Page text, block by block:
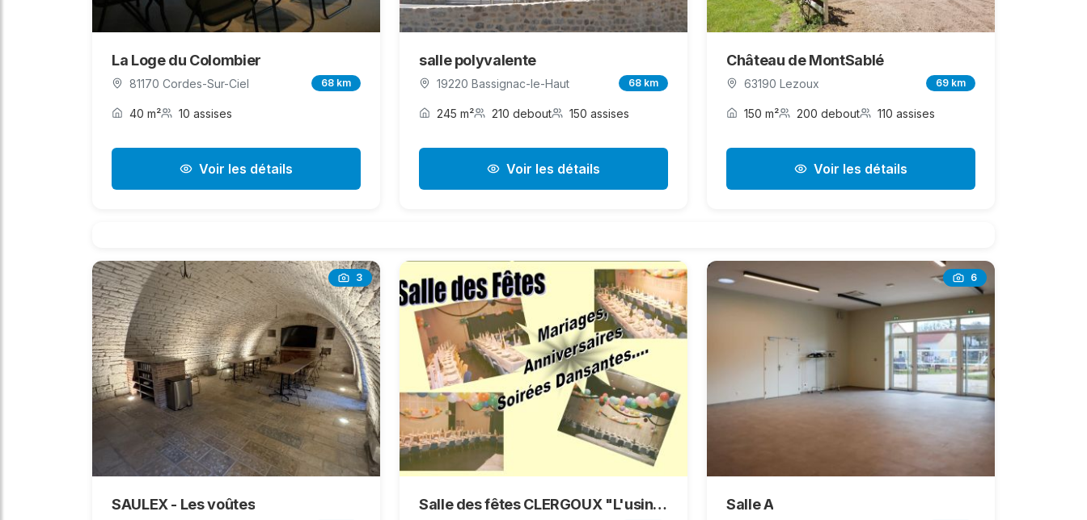
La Loge du Colombier
81170 Cordes-Sur-Ciel 68 km
40 m² 10 assises
Voir les détails
salle polyvalente
19220 Bassignac-le-Haut 68 km
245 m² 210 debout 150 assises
Voir les détails
Château de MontSablé
63190 Lezoux 69 km
150 m² 200 debout 110 assises
Voir les détails
3
SAULEX - Les voûtes Salle des fêtes CLERGOUX "L'usine"
6
Salle A